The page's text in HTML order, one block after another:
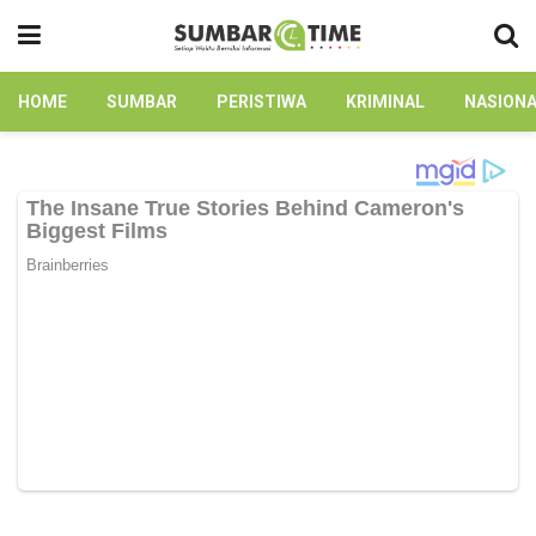
HOME SUMBAR PERISTIWA KRIMINAL